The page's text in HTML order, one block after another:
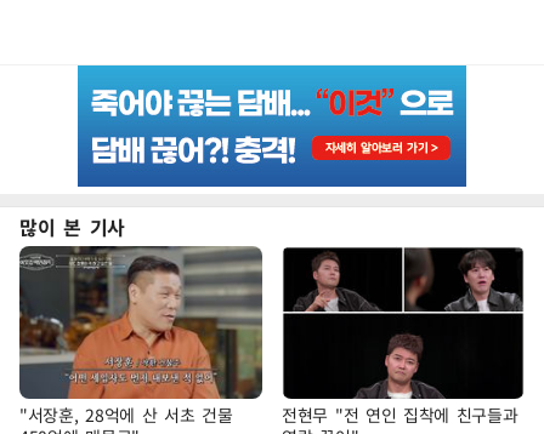
많이 본 기사
"서장훈, 28억에 산 서초 건물
전현무 "전 연인 집착에 친구들과